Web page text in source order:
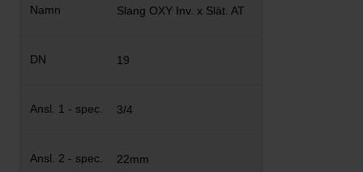
Slang OXY Inv. x Slät. AT
19
3/4
22mm